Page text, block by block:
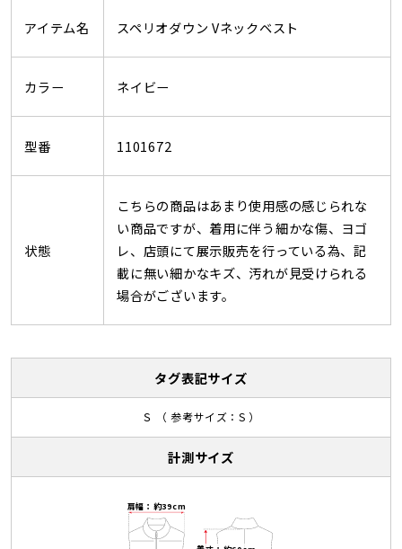
アイテム名 スペリオダウン Vネックベスト
カラー ネイビー
型番 1101672
状態
こちらの商品はあまり使用感の感じられな
い商品ですが、着用に伴う細かな傷、ヨゴ
レ、店頭にて展示販売を行っている為、記
載に無い細かなキズ、汚れが見受けられる
場合がございます。
タグ表記サイズ
Ｓ （ 参考サイズ：S ）
計測サイズ
肩幅：約39cm